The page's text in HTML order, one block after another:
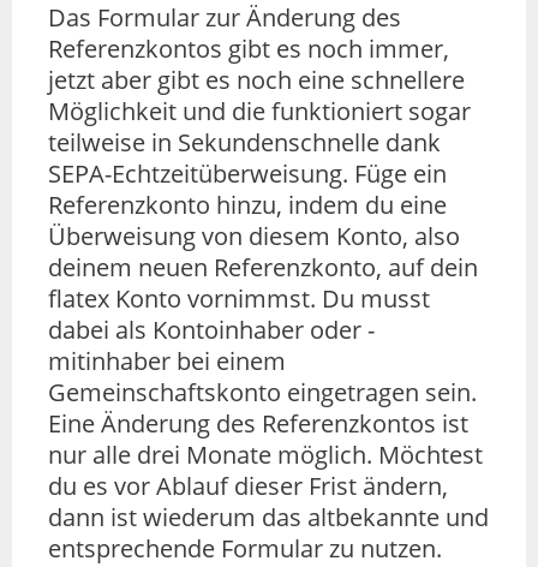
Das Formular zur Änderung des
Referenzkontos gibt es noch immer,
jetzt aber gibt es noch eine schnellere
Möglichkeit und die funktioniert sogar
teilweise in Sekundenschnelle dank
SEPA-Echtzeitüberweisung. Füge ein
Referenzkonto hinzu, indem du eine
Überweisung von diesem Konto, also
deinem neuen Referenzkonto, auf dein
flatex Konto vornimmst. Du musst
dabei als Kontoinhaber oder -
mitinhaber bei einem
Gemeinschaftskonto eingetragen sein.
Eine Änderung des Referenzkontos ist
nur alle drei Monate möglich. Möchtest
du es vor Ablauf dieser Frist ändern,
dann ist wiederum das altbekannte und
entsprechende Formular zu nutzen.